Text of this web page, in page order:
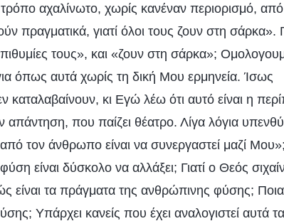
αχαλίνωτο, χωρίς κανέναν περιορισμό,
πραγματικά, γιατί όλοι τους ζουν στη σάρκα».
τους», και «ζουν στη σάρκα»;
όπως αυτά χωρίς τη δική Μου ερμηνεία. Ίσως
καταλαβαίνουν, κι Εγώ λέω ότι αυτό είναι η
απάντηση, που παίζει θέατρο. Λίγα λόγια
τον άνθρωπο είναι να συνεργαστεί μαζί Μου»;
είναι δύσκολο να αλλάξει; Γιατί ο Θεός
είναι τα πράγματα της ανθρώπινης φύσης; Ποια
Υπάρχει κανείς που έχει αναλογιστεί αυτά τα